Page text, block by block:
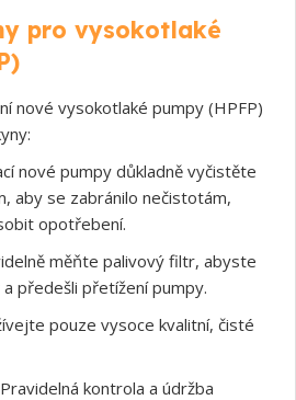
pro vysokotlaké
nové vysokotlaké pumpy (HPFP)
nové pumpy důkladně vyčistěte
aby se zabránilo nečistotám,
opotřebení.
měňte palivový filtr, abyste
předešli přetížení pumpy.
pouze vysoce kvalitní, čisté
Pravidelná kontrola a údržba